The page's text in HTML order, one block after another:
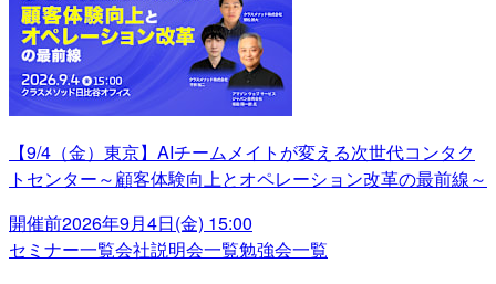
【9/4（金）東京】AIチームメイトが変える次世代コンタク
トセンター～顧客体験向上とオペレーション改革の最前線～
開催前2026年9月4日(金) 15:00
セミナー一覧会社説明会一覧勉強会一覧